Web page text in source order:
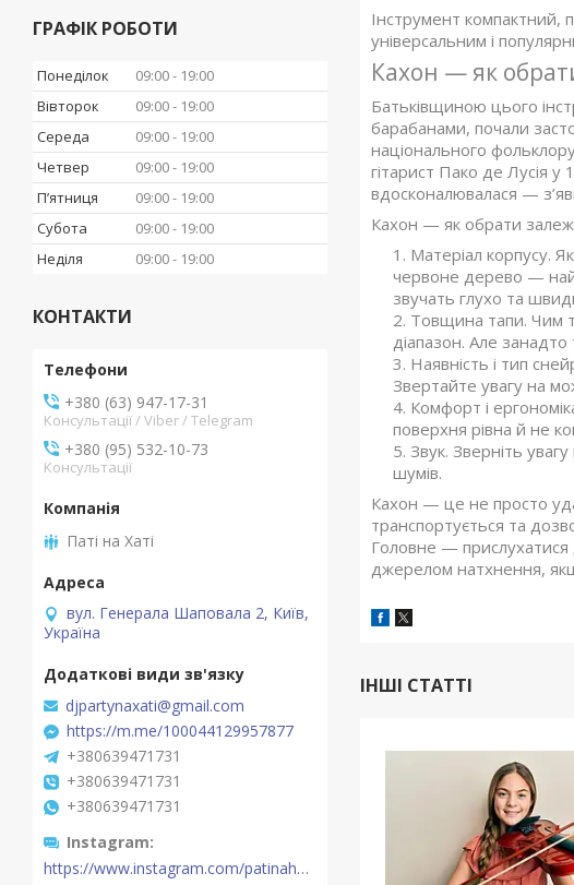
Інструмент компактний,
універсальним і
Кахон — як
Батьківщиною цього
барабанами, почали
національного
гітарист Пако де Лусія у
вдосконалювалася —
Кахон — як обрати
Матеріал корпусу.
червоне дерево —
звучать глухо та
Товщина тапи. Чим
діапазон. Але
Наявність і тип
Звертайте увагу на
Комфорт і
поверхня рівна й не
Звук. Зверніть
шумів.
Кахон — це не просто
транспортується та
Головне — прислухатися
джерелом натхнення,
ІНШІ СТАТТІ
ГРАФІК РОБОТИ
Понеділок 09:00
19:00
Вівторок
09:00
19:00
Середа
09:00
19:00
Четвер
09:00
19:00
Пʼятниця
09:00
19:00
Субота
09:00
19:00
Неділя
09:00 19:00
КОНТАКТИ
+380 (63) 947-17-31
Консультації / Viber / Telegram
+380 (95) 532-10-73
Консультації
Паті на Хаті
вул. Генерала Шаповала 2, Київ,
Україна
djpartynaxati@gmail.com
https://m.me/100044129957877
+380639471731
+380639471731
+380639471731
Instagram
https://www.instagram.com/patinahatishop/